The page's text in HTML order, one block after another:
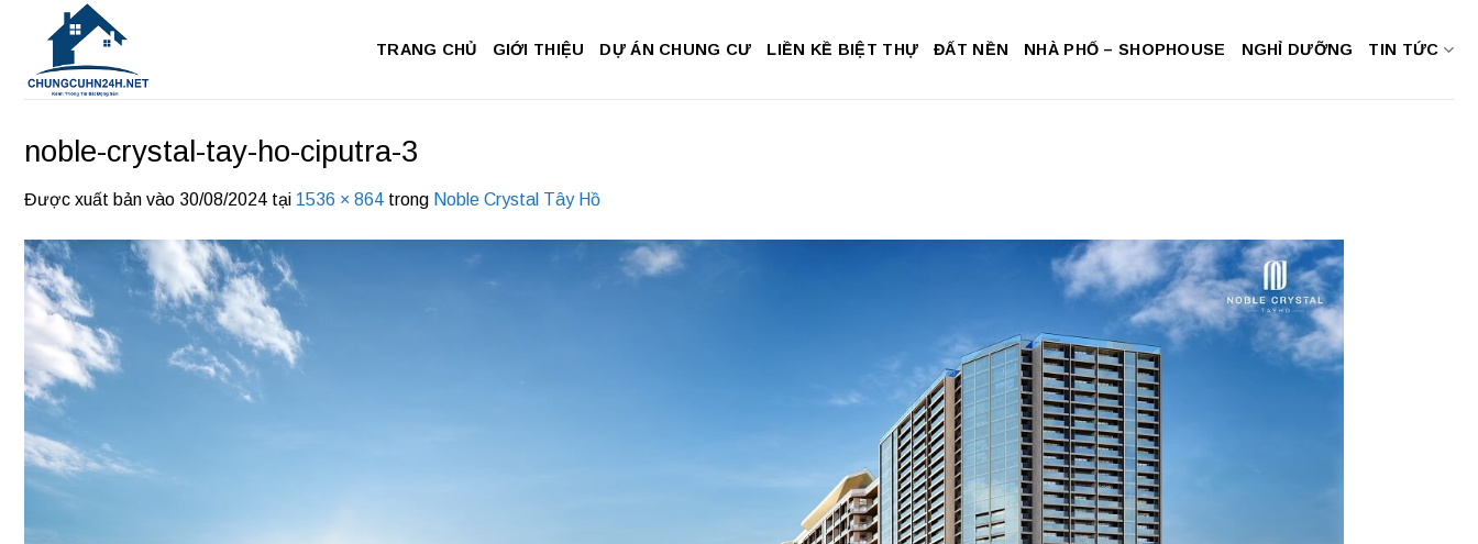
dung
TRANG CHỦ GIỚI THIỆU DỰ ÁN CHUNG CƯ LIỀN KỀ BIỆT THỰ ĐẤT NỀN NHÀ PHỐ – SHOPHOUSE NGHỈ DƯỠNG TIN TỨC
noble-crystal-tay-ho-ciputra-3
Được xuất bản vào 30/08/2024 tại 1536 × 864 trong Noble Crystal Tây Hồ